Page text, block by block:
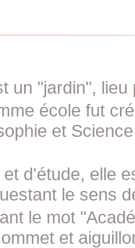
un "jardin", lieu
école fut
et
d'étude, elle
le sens
le mot
et